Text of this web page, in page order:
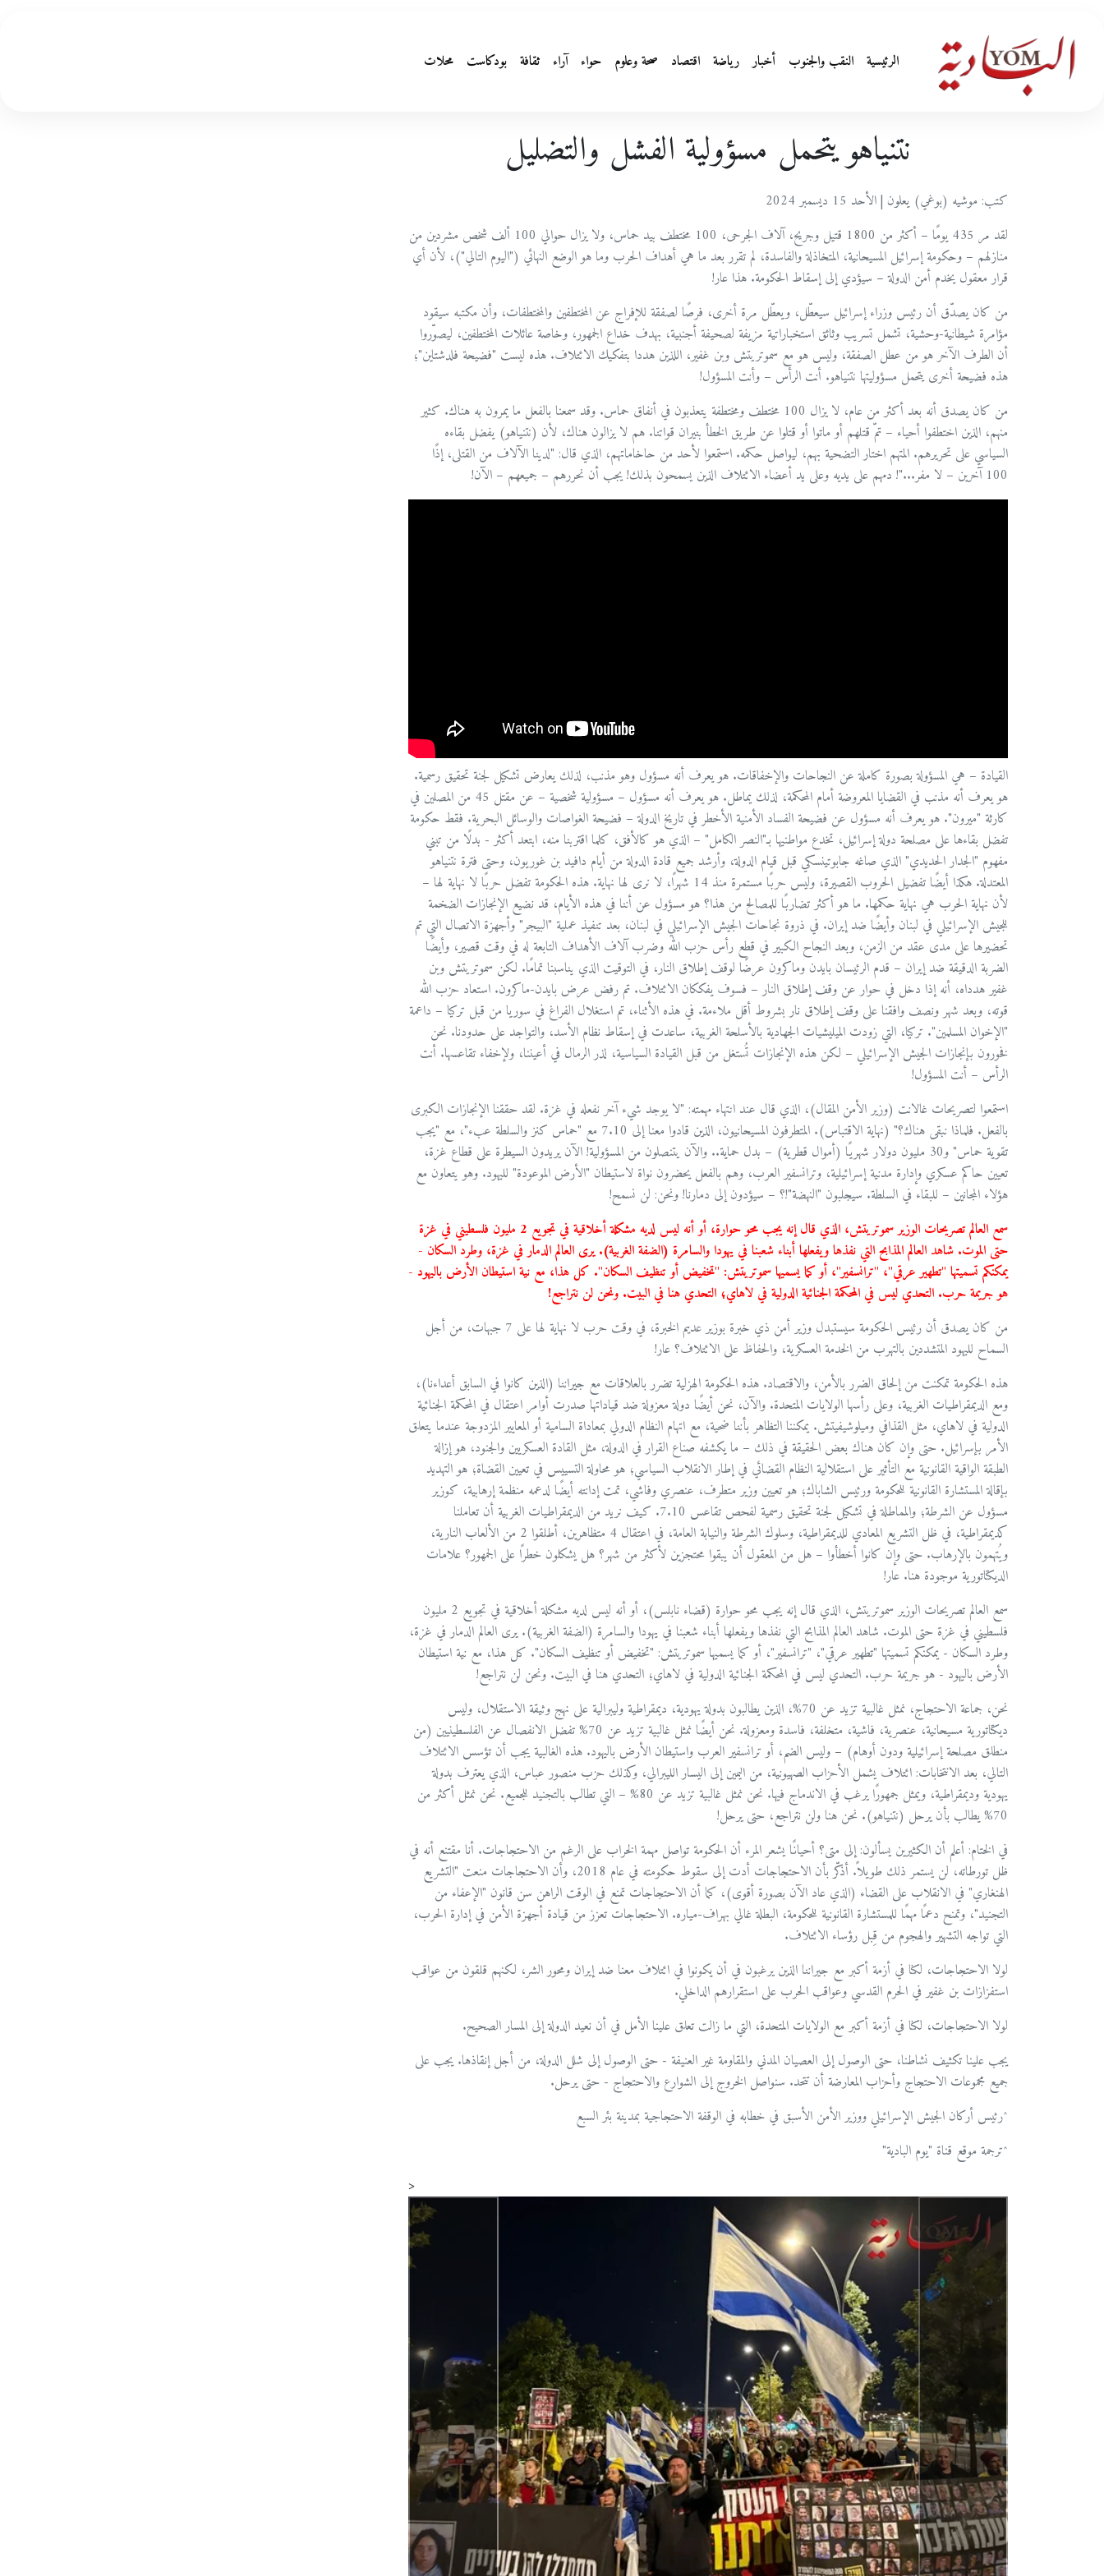
الرئيسية النقب والجنوب أخبار رياضة اقتصاد صحة وعلوم حواء آراء ثقافة بودكاست محلات
نتنياهو يتحمل مسؤولية الفشل والتضليل
كتب: موشيه (بوغي) يعلون | الأحد 15 ديسمبر 2024
لقد مر 435 يومًا – أكثر من 1800 قتيل وجريح، آلاف الجرحى، 100 مختطف بيد حماس، ولا يزال حوالي 100 ألف شخص مشردين من
منازلهم – وحكومة إسرائيل المسيحانية، المتخاذلة والفاسدة، لم تقرر بعد ما هي أهداف الحرب وما هو الوضع النهائي ("اليوم التالي")، لأن أي
قرار معقول يخدم أمن الدولة – سيؤدي إلى إسقاط الحكومة. هذا عار!
من كان يصدّق أن رئيس وزراء إسرائيل سيعطّل، ويعطّل مرة أخرى، فرصًا لصفقة للإفراج عن المختطفين والمختطفات، وأن مكتبه سيقود
مؤامرة شيطانية-وحشية، تشمل تسريب وثائق استخباراتية مزيفة لصحيفة أجنبية، بهدف خداع الجمهور، وخاصة عائلات المختطفين، ليصوّروا
أن الطرف الآخر هو من عطل الصفقة، وليس هو مع سموتريتش وبن غفير، اللذين هددا بتفكيك الائتلاف. هذه ليست "فضيحة فلدشتاين"؛
هذه فضيحة أخرى يتحمل مسؤوليتها نتنياهو. أنت الرأس – وأنت المسؤول!
من كان يصدق أنه بعد أكثر من عام، لا يزال 100 مختطف ومختطفة يتعذبون في أنفاق حماس. وقد سمعنا بالفعل ما يمرون به هناك. كثير
منهم، الذين اختطفوا أحياء – تمّ قتلهم أو ماتوا أو قتلوا عن طريق الخطأ بنيران قواتنا. هم لا يزالون هناك، لأن (نتنياهو) يفضل بقاءه
السياسي على تحريرهم. المتهم اختار التضحية بهم، ليواصل حكمه. استمعوا لأحد من حاخاماتهم، الذي قال: "لدينا الآلاف من القتلى، إذًا
100 آخرين – لا مفر..."! دمهم على يديه وعلى يد أعضاء الائتلاف الذين يسمحون بذلك! يجب أن نحررهم – جميعهم – الآن!
القيادة – هي المسؤولة بصورة كاملة عن النجاحات والإخفاقات. هو يعرف أنه مسؤول وهو مذنب، لذلك يعارض تشكيل لجنة تحقيق رسمية.
هو يعرف أنه مذنب في القضايا المعروضة أمام المحكمة، لذلك يماطل. هو يعرف أنه مسؤول – مسؤولية شخصية – عن مقتل 45 من المصلين في
كارثة "ميرون". هو يعرف أنه مسؤول عن فضيحة الفساد الأمنية الأخطر في تاريخ الدولة – فضيحة الغواصات والوسائل البحرية. فقط حكومة
تفضل بقاءها على مصلحة دولة إسرائيل، تخدع مواطنيها بـ"النصر الكامل" – الذي هو كالأفق، كلما اقتربنا منه، ابتعد أكثر - بدلًا من تبني
مفهوم "الجدار الحديدي" الذي صاغه جابوتينسكي قبل قيام الدولة، وأرشد جميع قادة الدولة من أيام دافيد بن غوريون، وحتى فترة نتنياهو
المعتدلة. هكذا أيضًا تفضيل الحروب القصيرة، وليس حربًا مستمرة منذ 14 شهرًا، لا نرى لها نهاية. هذه الحكومة تفضل حربًا لا نهاية لها –
لأن نهاية الحرب هي نهاية حكمها. ما هو أكثر تضاربًا للمصالح من هذا؟ هو مسؤول عن أننا في هذه الأيام، قد نضيع الإنجازات الضخمة
للجيش الإسرائيلي في لبنان وأيضًا ضد إيران. في ذروة نجاحات الجيش الإسرائيلي في لبنان، بعد تنفيذ عملية "البيجر" وأجهزة الاتصال التي تم
تحضيرها على مدى عقد من الزمن، وبعد النجاح الكبير في قطع رأس حزب الله وضرب آلاف الأهداف التابعة له في وقت قصير، وأيضًا
الضربة الدقيقة ضد إيران – قدم الرئيسان بايدن وماكرون عرضًا لوقف إطلاق النار، في التوقيت الذي يناسبنا تمامًا. لكن سموتريتش وبن
غفير هدداه، أنه إذا دخل في حوار عن وقف إطلاق النار – فسوف يفككان الائتلاف. تم رفض عرض بايدن-ماكرون. استعاد حزب الله
قوته، وبعد شهر ونصف وافقنا على وقف إطلاق نار بشروط أقل ملاءمة. في هذه الأثناء، تم استغلال الفراغ في سوريا من قبل تركيا – داعمة
"الإخوان المسلمين". تركيا، التي زودت الميليشيات الجهادية بالأسلحة الغربية، ساعدت في إسقاط نظام الأسد، والتواجد على حدودنا. نحن
فخورون بإنجازات الجيش الإسرائيلي – لكن هذه الإنجازات تُستغل من قبل القيادة السياسية، لذر الرمال في أعيننا، ولإخفاء تقاعسها. أنت
الرأس – أنت المسؤول!
استمعوا لتصريحات غالانت (وزير الأمن المقال)، الذي قال عند انتهاء مهمته: "لا يوجد شيء آخر نفعله في غزة. لقد حققنا الإنجازات الكبرى
بالفعل. فلماذا نبقى هناك؟" (نهاية الاقتباس). المتطرفون المسيحانيون، الذين قادوا معنا إلى 7.10 مع "حماس كنز والسلطة عبء"، مع "يجب
تقوية حماس" و30 مليون دولار شهريًا (أموال قطرية) – بدل حماية.. والآن يتنصلون من المسؤولية! الآن يريدون السيطرة على قطاع غزة،
تعيين حاكم عسكري وإدارة مدنية إسرائيلية، وترانسفير العرب، وهم بالفعل يحضرون نواة لاستيطان "الأرض الموعودة" لليهود. وهو يتعاون مع
هؤلاء المجانين – للبقاء في السلطة. سيجلبون "النهضة"!؟ – سيؤدون إلى دمارنا! ونحن: لن نسمح!
سمع العالم تصريحات الوزير سموتريتش، الذي قال إنه يجب محو حوارة، أو أنه ليس لديه مشكلة أخلاقية في تجويع 2 مليون فلسطيني في غزة
حتى الموت. شاهد العالم المذابح التي نفذها ويفعلها أبناء شعبنا في يهودا والسامرة (الضفة الغربية). يرى العالم الدمار في غزة، وطرد السكان -
يمكنكم تسميتها "تطهير عرقي"، "ترانسفير"، أو كما يسميها سموتريتش: "تخفيض أو تنظيف السكان". كل هذا، مع نية استيطان الأرض باليهود -
هو جريمة حرب. التحدي ليس في المحكمة الجنائية الدولية في لاهاي؛ التحدي هنا في البيت. ونحن لن نتراجع!
من كان يصدق أن رئيس الحكومة سيستبدل وزير أمن ذي خبرة بوزير عديم الخبرة، في وقت حرب لا نهاية لها على 7 جبهات، من أجل
السماح لليهود المتشددين بالتهرب من الخدمة العسكرية، والحفاظ على الائتلاف؟ عار!
هذه الحكومة تمكنت من إلحاق الضرر بالأمن، والاقتصاد. هذه الحكومة الهزلية تضرر بالعلاقات مع جيراننا (الذين كانوا في السابق أعداءنا)،
ومع الديمقراطيات الغربية، وعلى رأسها الولايات المتحدة. والآن، نحن أيضًا دولة معزولة ضد قياداتها صدرت أوامر اعتقال في المحكمة الجنائية
الدولية في لاهاي، مثل القذافي وميلوشيفيتش. يمكننا التظاهر بأننا ضحية، مع اتهام النظام الدولي بمعاداة السامية أو المعايير المزدوجة عندما يتعلق
الأمر بإسرائيل. حتى وإن كان هناك بعض الحقيقة في ذلك – ما يكشفه صناع القرار في الدولة، مثل القادة العسكريين والجنود، هو إزالة
الطبقة الواقية القانونية مع التأثير على استقلالية النظام القضائي في إطار الانقلاب السياسي؛ هو محاولة التسييس في تعيين القضاة؛ هو التهديد
بإقالة المستشارة القانونية للحكومة ورئيس الشاباك؛ هو تعيين وزير متطرف، عنصري وفاشي، تمت إدانته أيضًا لدعمه منظمة إرهابية، كوزير
مسؤول عن الشرطة؛ والمماطلة في تشكيل لجنة تحقيق رسمية لفحص تقاعس 7.10. كيف نريد من الديمقراطيات الغربية أن تعاملنا
كديمقراطية، في ظل التشريع المعادي للديمقراطية، وسلوك الشرطة والنيابة العامة، في اعتقال 4 متظاهرين، أطلقوا 2 من الألعاب النارية،
ويُتهمون بالإرهاب. حتى وإن كانوا أخطأوا – هل من المعقول أن يبقوا محتجزين لأكثر من شهر؟ هل يشكلون خطرًا على الجمهور؟ علامات
الديكتاتورية موجودة هنا. عار!
سمع العالم تصريحات الوزير سموتريتش، الذي قال إنه يجب محو حوارة (قضاء نابلس)، أو أنه ليس لديه مشكلة أخلاقية في تجويع 2 مليون
فلسطيني في غزة حتى الموت. شاهد العالم المذابح التي نفذها ويفعلها أبناء شعبنا في يهودا والسامرة (الضفة الغربية). يرى العالم الدمار في غزة،
وطرد السكان - يمكنكم تسميتها "تطهير عرقي"، "ترانسفير"، أو كما يسميها سموتريتش: "تخفيض أو تنظيف السكان". كل هذا، مع نية استيطان
الأرض باليهود - هو جريمة حرب. التحدي ليس في المحكمة الجنائية الدولية في لاهاي؛ التحدي هنا في البيت. ونحن لن نتراجع!
نحن، جماعة الاحتجاج، نمثل غالبية تزيد عن 70%، الذين يطالبون بدولة يهودية، ديمقراطية وليبرالية على نهج وثيقة الاستقلال، وليس
ديكتاتورية مسيحانية، عنصرية، فاشية، متخلفة، فاسدة ومعزولة. نحن أيضًا نمثل غالبية تزيد عن 70% تفضل الانفصال عن الفلسطينيين (من
منطلق مصلحة إسرائيلية ودون أوهام) – وليس الضم، أو ترانسفير العرب واستيطان الأرض باليهود. هذه الغالبية يجب أن تؤسس الائتلاف
التالي، بعد الانتخابات: ائتلاف يشمل الأحزاب الصهيونية، من اليمين إلى اليسار الليبرالي، وكذلك حزب منصور عباس، الذي يعترف بدولة
يهودية وديمقراطية، ويمثل جمهورًا يرغب في الاندماج فيها. نحن نمثل غالبية تزيد عن 80% – التي تطالب بالتجنيد للجميع. نحن نمثل أكثر من
70% يطالب بأن يرحل (نتنياهو). نحن هنا ولن نتراجع، حتى يرحل!
في الختام: أعلم أن الكثيرين يسألون: إلى متى؟ أحيانًا يشعر المرء أن الحكومة تواصل مهمة الخراب على الرغم من الاحتجاجات. أنا مقتنع أنه في
ظل تورطاته، لن يستمر ذلك طويلاً. أذكّر بأن الاحتجاجات أدت إلى سقوط حكومته في عام 2018، وأن الاحتجاجات منعت "التشريع
الهنغاري" في الانقلاب على القضاء (الذي عاد الآن بصورة أقوى)، كما أن الاحتجاجات تمنع في الوقت الراهن سن قانون "الإعفاء من
التجنيد"، وتمنح دعمًا مهمًا للمستشارة القانونية للحكومة، البطلة غالي بهراف-مياره. الاحتجاجات تعزز من قيادة أجهزة الأمن في إدارة الحرب،
التي تواجه التشهير والهجوم من قِبل رؤساء الائتلاف.
لولا الاحتجاجات، لكنا في أزمة أكبر مع جيراننا الذين يرغبون في أن يكونوا في ائتلاف معنا ضد إيران ومحور الشر، لكنهم قلقون من عواقب
استفزازات بن غفير في الحرم القدسي وعواقب الحرب على استقرارهم الداخلي.
لولا الاحتجاجات، لكنا في أزمة أكبر مع الولايات المتحدة، التي ما زالت تعلق علينا الأمل في أن نعيد الدولة إلى المسار الصحيح.
يجب علينا تكثيف نشاطنا، حتى الوصول إلى العصيان المدني والمقاومة غير العنيفة - حتى الوصول إلى شلل الدولة، من أجل إنقاذها. يجب على
جميع مجموعات الاحتجاج وأحزاب المعارضة أن تتحد. سنواصل الخروج إلى الشوارع والاحتجاج - حتى يرحل.
^رئيس أركان الجيش الإسرائيلي ووزير الأمن الأسبق في خطابه في الوقفة الاحتجاجية بمدينة بئر السبع
^ترجمة موقع قناة "يوم البادية"
<